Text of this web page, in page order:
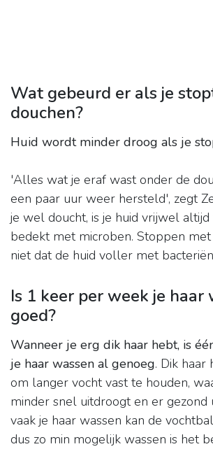
Wat gebeurd er als je
douchen?
Huid wordt minder droog als je
'Alles wat je eraf wast onder de
een paar uur weer hersteld', zegt
je wel doucht, is je huid vrijwel
bedekt met microben. Stoppen
niet dat de huid voller met
Is 1 keer per week je haar
goed?
Wanneer je erg dik haar hebt, is
je haar wassen al genoeg. Dik haar
om langer vocht vast te houden,
minder snel uitdroogt en er gezond
vaak je haar wassen kan de
dus zo min mogelijk wassen is het